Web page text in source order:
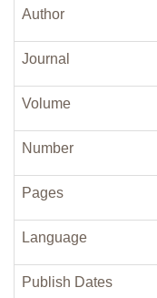
Author
Journal
Volume
Number
Pages
Language
Publish Dates